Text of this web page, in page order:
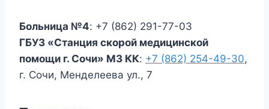
Больница №4: +7 (862) 291-77-03
ГБУЗ «Станция скорой медицинской
помощи г. Сочи» МЗ КК: +7 (862) 254-49-30,
г. Сочи, Менделеева ул., 7